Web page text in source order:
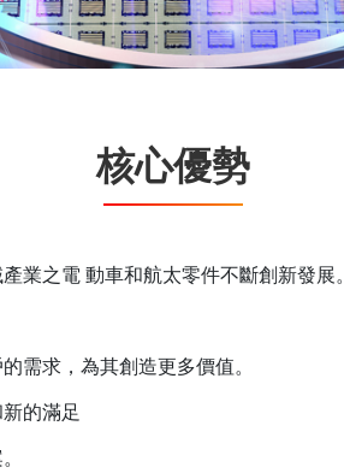
核心優勢
業之電 動車和航太零件不斷創新發展。
需求，為其創造更多價值。
的滿足